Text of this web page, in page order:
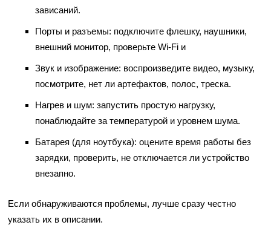
зависаний.
Порты и разъемы: подключите флешку, наушники,
внешний монитор, проверьте Wi‑Fi и
Звук и изображение: воспроизведите видео, музыку,
посмотрите, нет ли артефактов, полос, треска.
Нагрев и шум: запустить простую нагрузку,
понаблюдайте за температурой и уровнем шума.
Батарея (для ноутбука): оцените время работы без
зарядки, проверить, не отключается ли устройство
внезапно.
Если обнаруживаются проблемы, лучше сразу честно
указать их в описании.